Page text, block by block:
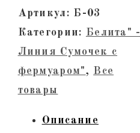
лак
Артикул:
Б-03
Категории:
Белита" -
Линия Сумочек с
фермуаром",
Все
товары
Описание